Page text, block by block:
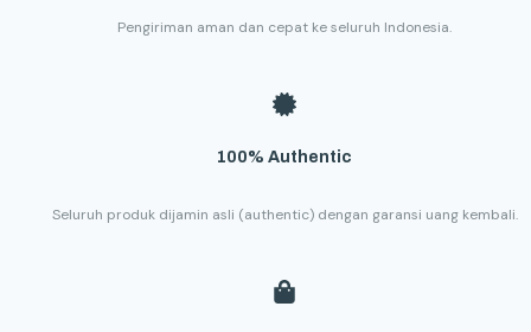
Pengiriman aman dan cepat ke seluruh Indonesia.
100% Authentic
Seluruh produk dijamin asli (authentic) dengan garansi uang kembali.